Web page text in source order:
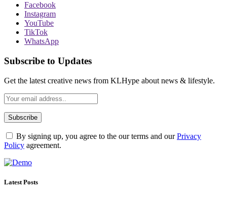
Facebook
Instagram
YouTube
TikTok
WhatsApp
Subscribe to Updates
Get the latest creative news from KLHype about news & lifestyle.
By signing up, you agree to the our terms and ourPrivacy
Policy agreement.
Latest Posts